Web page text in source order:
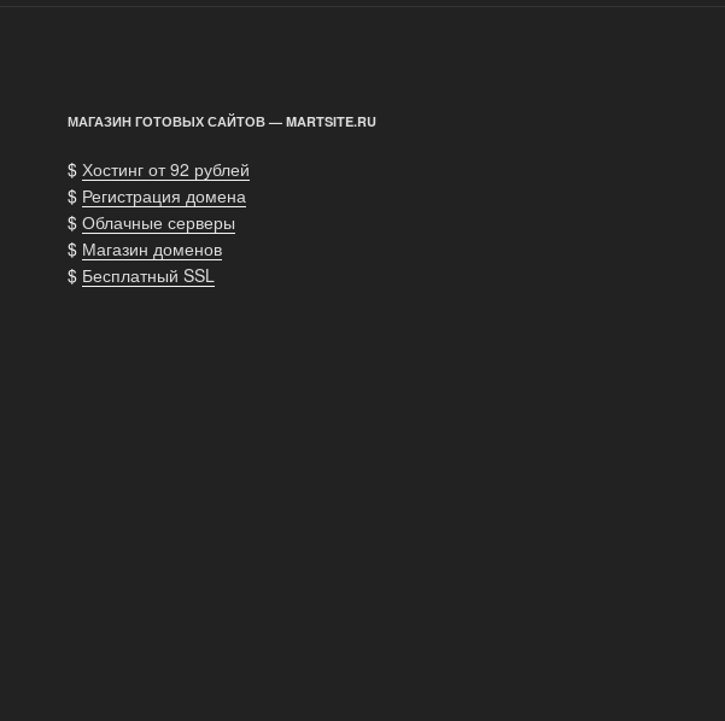
МАГАЗИН ГОТОВЫХ САЙТОВ — MARTSITE.RU
$ Хостинг от 92 рублей
$ Регистрация домена
$ Облачные серверы
$ Магазин доменов
$ Бесплатный SSL